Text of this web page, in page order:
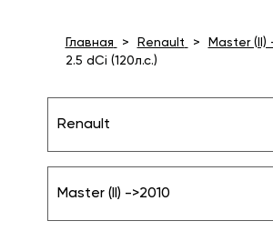
Главная Renault
Master (II)
2.5 dCi (120л.с.)
Renault
Master (II) ->2010